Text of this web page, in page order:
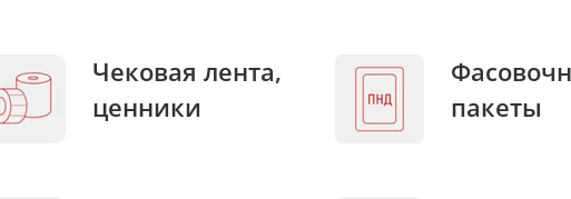
Чековая лента,
ценники
пакеты